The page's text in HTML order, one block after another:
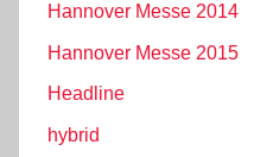
Hannover Messe 2014
Hannover Messe 2015
Headline
hybrid